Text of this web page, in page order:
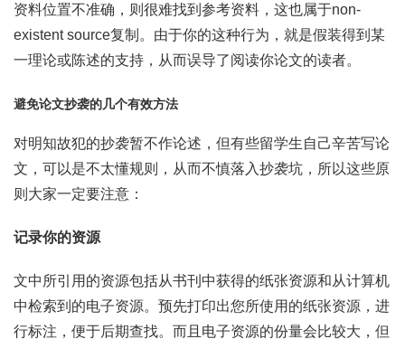
资料位置不准确，则很难找到参考资料，这也属于non-
existent source复制。由于你的这种行为，就是假装得到某
一理论或陈述的支持，从而误导了阅读你论文的读者。
避免论文抄袭的几个有效方法
对明知故犯的抄袭暂不作论述，但有些留学生自己辛苦写论
文，可以是不太懂规则，从而不慎落入抄袭坑，所以这些原
则大家一定要注意：
记录你的资源
文中所引用的资源包括从书刊中获得的纸张资源和从计算机
中检索到的电子资源。预先打印出您所使用的纸张资源，进
行标注，便于后期查找。而且电子资源的份量会比较大，但